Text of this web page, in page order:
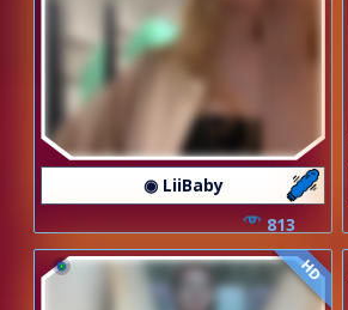
◉ LiiBaby
813
HD